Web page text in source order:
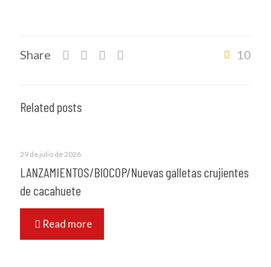
Share 10
Related posts
29 de julio de 2026
LANZAMIENTOS/BIOCOP/Nuevas galletas crujientes
de cacahuete
Read more